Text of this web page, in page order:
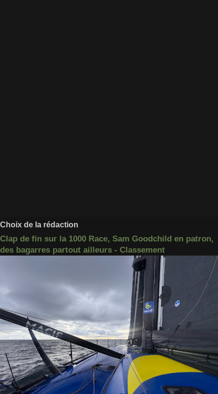
Choix de la rédaction
Clap de fin sur la 1000 Race, Sam Goodchild en patron,
des bagarres partout ailleurs - Classement